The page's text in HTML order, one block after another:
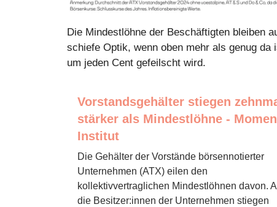
Die Mindestlöhne der Beschäftigten bleiben
schiefe Optik, wenn oben mehr als genug da
um jeden Cent gefeilscht wird.
Vorstandsgehälter stiegen
stärker als Mindestlöhne -
Institut
Die Gehälter der Vorstände börsennotierter
Unternehmen (ATX) eilen den
kollektivvertraglichen Mindestlöhnen davon.
die Besitzer:innen der Unternehmen stiegen